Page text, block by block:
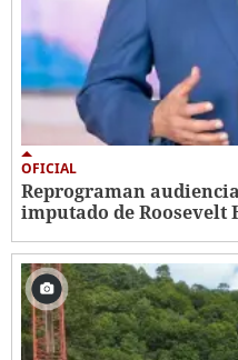
OFICIAL
Reprograman
imputado de Roosevelt